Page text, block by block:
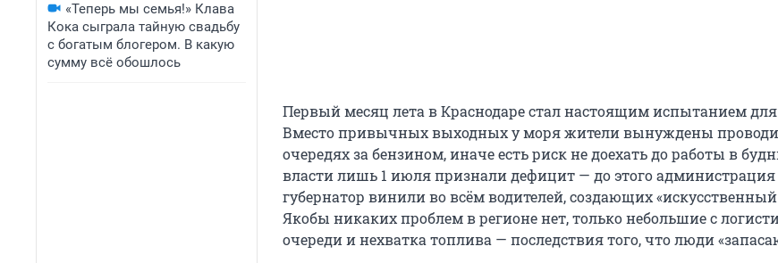
«Теперь мы семья!» Клава
Кока сыграла тайную свадьбу
с богатым блогером. В какую
сумму всё обошлось
Первый месяц лета в Краснодаре стал настоящим испытанием для
Вместо привычных выходных у моря жители вынуждены
очередях за бензином, иначе есть риск не доехать до работы в
власти лишь 1 июляпризнали дефицит — до этого
губернатор винили во всём водителей, создающих
Якобы никаких проблем в регионе нет, только небольшие с
очереди и нехватка топлива — последствия того, что люди